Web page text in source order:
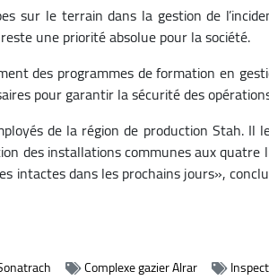
sur le terrain dans la gestion de
une priorité absolue pour la société.
des programmes de formation en
pour garantir la sécurité des
de la région de production Stah. Il
des installations communes aux quatre
intactes dans les prochains jours»,
Complexe gazier Alrar